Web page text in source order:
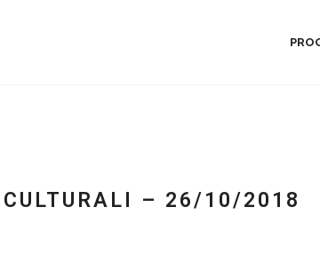
CULTURALI – 26/10/2018